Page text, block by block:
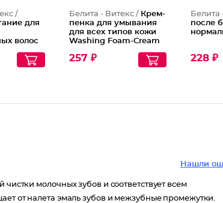
/
для
волос
Белита - Витекс / Крем-
пенка для умывания
для всех типов кожи
Washing Foam-Cream
257 ₽
Белита
после
228 ₽
Нашли
молочных зубов и соответствует всем
от налета эмаль зубов и межзубные промежутки.